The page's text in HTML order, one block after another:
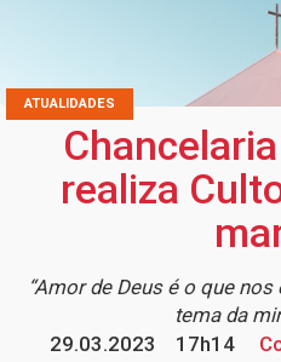
ATUALIDADES
realiza
“Amor de Deus é o que
tema da
29.03.2023
17h14